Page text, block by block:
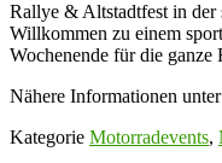
Rallye & Altstadtfest in der
Willkommen zu einem
Wochenende für die ganze
Nähere Informationen unter
Kategorie Motorradevents,